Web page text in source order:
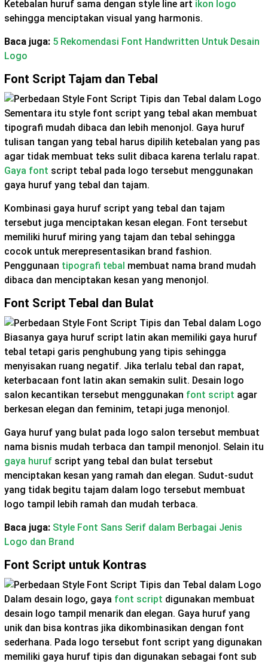
Ketebalan huruf sama dengan style line art ikon logo
sehingga menciptakan visual yang harmonis.
Baca juga: 5 Rekomendasi Font Handwritten Untuk Desain
Logo
Font Script Tajam dan Tebal
Sementara itu style font script yang tebal akan membuat
tipografi mudah dibaca dan lebih menonjol. Gaya huruf
tulisan tangan yang tebal harus dipilih ketebalan yang pas
agar tidak membuat teks sulit dibaca karena terlalu rapat.
Gaya font script tebal pada logo tersebut menggunakan
gaya huruf yang tebal dan tajam.
Kombinasi gaya huruf script yang tebal dan tajam
tersebut juga menciptakan kesan elegan. Font tersebut
memiliki huruf miring yang tajam dan tebal sehingga
cocok untuk merepresentasikan brand fashion.
Penggunaan tipografi tebal membuat nama brand mudah
dibaca dan menciptakan kesan yang menonjol.
Font Script Tebal dan Bulat
Biasanya gaya huruf script latin akan memiliki gaya huruf
tebal tetapi garis penghubung yang tipis sehingga
menyisakan ruang negatif. Jika terlalu tebal dan rapat,
keterbacaan font latin akan semakin sulit. Desain logo
salon kecantikan tersebut menggunakan font script agar
berkesan elegan dan feminim, tetapi juga menonjol.
Gaya huruf yang bulat pada logo salon tersebut membuat
nama bisnis mudah terbaca dan tampil menonjol. Selain itu
gaya huruf script yang tebal dan bulat tersebut
menciptakan kesan yang ramah dan elegan. Sudut-sudut
yang tidak begitu tajam dalam logo tersebut membuat
logo tampil lebih ramah dan mudah terbaca.
Baca juga: Style Font Sans Serif dalam Berbagai Jenis
Logo dan Brand
Font Script untuk Kontras
Dalam desain logo, gaya font script digunakan membuat
desain logo tampil menarik dan elegan. Gaya huruf yang
unik dan bisa kontras jika dikombinasikan dengan font
sederhana. Pada logo tersebut font script yang digunakan
memiliki gaya huruf tipis dan digunakan sebagai font sub